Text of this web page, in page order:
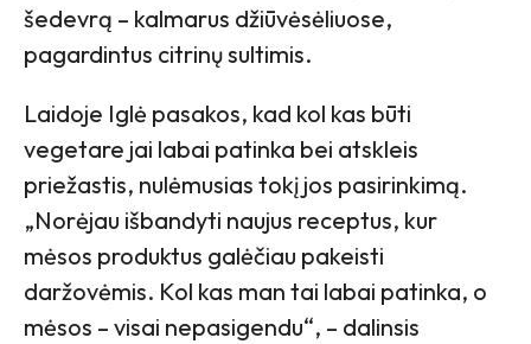
šedevrą – kalmarus džiūvėsėliuose,
pagardintus citrinų sultimis.
Laidoje Iglė pasakos, kad kol kas būti
vegetare jai labai patinka bei atskleis
priežastis, nulėmusias tokį jos pasirinkimą.
„Norėjau išbandyti naujus receptus, kur
mėsos produktus galėčiau pakeisti
daržovėmis. Kol kas man tai labai patinka, o
mėsos – visai nepasigendu“, – dalinsis